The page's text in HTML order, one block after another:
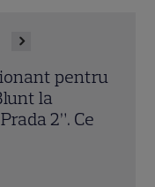
pentru
a făcut
în care a